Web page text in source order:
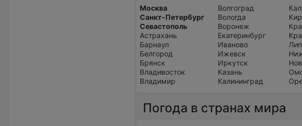
Москва
Санкт-Петербург
Севастополь
Астрахань
Барнаул
Белгород
Брянск
Владивосток
Владимир
Волгоград
Вологда
Воронеж
Екатеринбург
Иваново
Ижевск
Иркутск
Казань
Калининград
Погода в странах мира